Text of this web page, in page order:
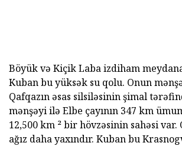
Böyük və Kiçik Laba izdiham
Kuban bu yüksək su qolu. Onun
Qafqazın əsas silsiləsinin şimal
mənşəyi ilə Elbe çayının 347 km
12,500 km ² bir hövzəsinin sahəsi var.
ağız daha yaxındır. Kuban bu